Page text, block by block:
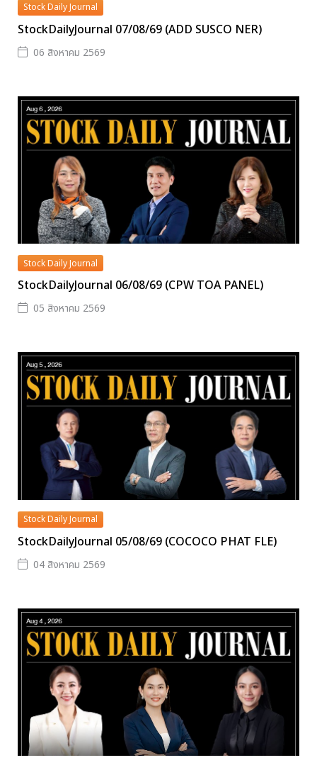
Stock Daily Journal
StockDailyJournal 07/08/69 (ADD SUSCO NER)
06 สิงหาคม 2569
Stock Daily Journal
StockDailyJournal 06/08/69 (CPW TOA PANEL)
05 สิงหาคม 2569
Stock Daily Journal
StockDailyJournal 05/08/69 (COCOCO PHAT FLE)
04 สิงหาคม 2569